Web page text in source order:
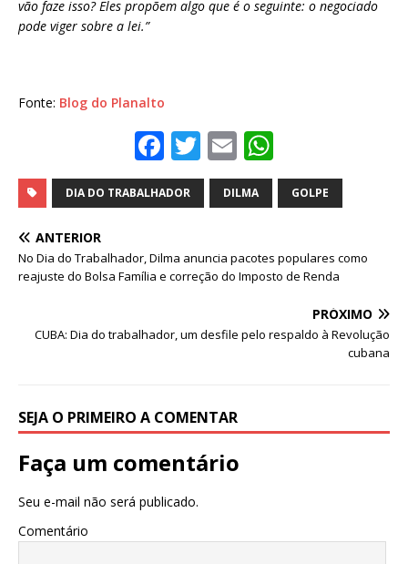
vão faze isso? Eles propõem algo que é o seguinte: o negociado
pode viger sobre a lei.”
Fonte: Blog do Planalto
F
a
c
b
o
k
T
w
it
r
E
m
ai
h
at
A
p
DIA DO TRABALHADOR DILMA GOLPE
ANTERIOR
No Dia do Trabalhador, Dilma anuncia pacotes populares como
reajuste do Bolsa Família e correção do Imposto de Renda
PRÓXIMO
CUBA: Dia do trabalhador, um desfile pelo respaldo à Revolução
cubana
SEJA O PRIMEIRO A COMENTAR
Faça um comentário
Seu e-mail não será publicado.
Comentário